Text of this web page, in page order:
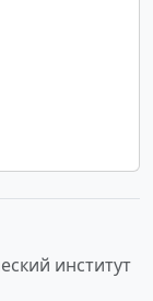
институт